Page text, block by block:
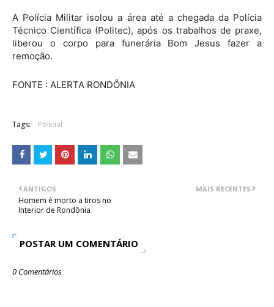
A Polícia Militar isolou a área até a chegada da Polícia
Técnico Científica (Politec), após os trabalhos de praxe,
liberou o corpo para funerária Bom Jesus fazer a
remoção.
FONTE : ALERTA RONDÔNIA
Tags: Policial
MAIS RECENTES
ANTIGOS
Homem é morto a tiros no
Interior de Rondônia
POSTAR UM COMENTÁRIO
0 Comentários